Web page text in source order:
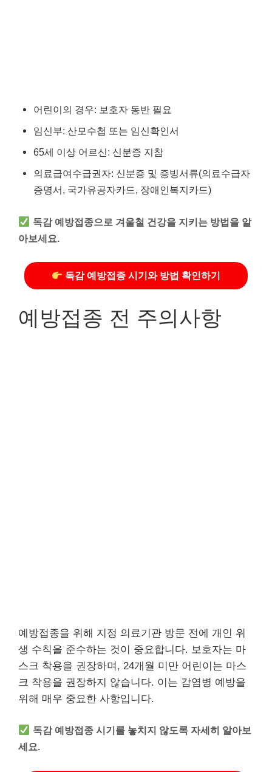
어린이의 경우: 보호자 동반 필요
임신부: 산모수첩 또는 임신확인서
65세 이상 어르신: 신분증 지참
의료급여수급권자: 신분증 및 증빙서류(의료수급자
증명서, 국가유공자카드, 장애인복지카드)
독감 예방접종으로 겨울철 건강을 지키는 방법을 알
아보세요.
독감 예방접종 시기와 방법 확인하기
예방접종 전 주의사항
예방접종을 위해 지정 의료기관 방문 전에 개인 위
생 수칙을 준수하는 것이 중요합니다. 보호자는 마
스크 착용을 권장하며, 24개월 미만 어린이는 마스
크 착용을 권장하지 않습니다. 이는 감염병 예방을
위해 매우 중요한 사항입니다.
독감 예방접종 시기를 놓치지 않도록 자세히 알아보
세요.